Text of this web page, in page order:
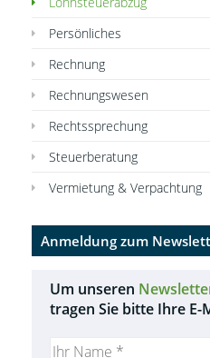
Persönliches
Rechnung
Rechnungswesen
Rechtssprechung
Steuerberatung
Vermietung & Verpachtung
Anmeldung zum
Um unseren
tragen Sie bitte Ihre E-